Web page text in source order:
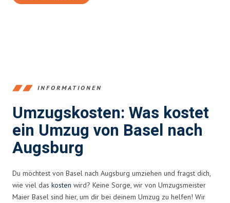
INFORMATIONEN
Umzugskosten: Was kostet
ein Umzug von Basel nach
Augsburg
Du möchtest von Basel nach Augsburg umziehen und fragst dich,
wie viel das kosten wird? Keine Sorge, wir von Umzugsmeister
Maier Basel sind hier, um dir bei deinem Umzug zu helfen! Wir